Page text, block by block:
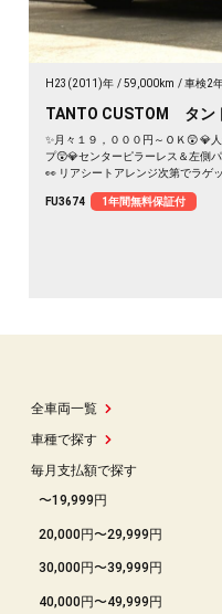
H23(2011)年 59,000km 車検2
TANTO CUSTOM タン
✨月々１９，０００円～ＯＫ😲 💎
プ😲💎センターピラーレス＆左側
👀 リアシートアレンジ次第でラゲ
視界良好なHIDヘッドライト&フォ
FU3674 1年間無料保証付
全車両一覧
車種で探す
毎月支払額で探す
〜19,999円
20,000円〜29,999円
30,000円〜39,999円
40,000円〜49,999円